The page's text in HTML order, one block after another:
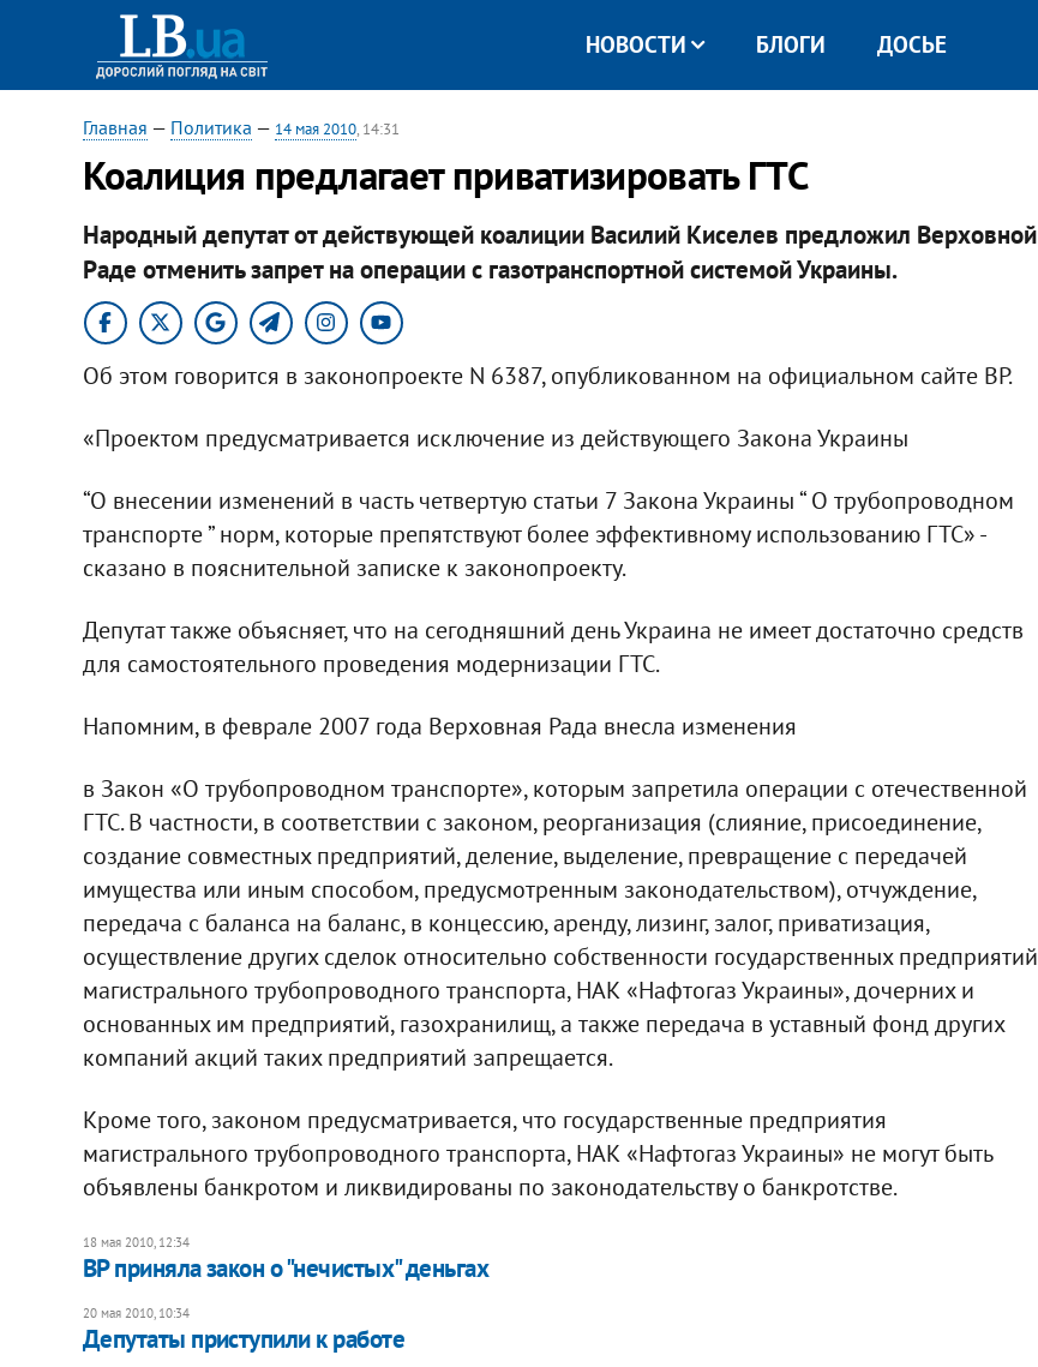
НОВОСТИ БЛОГИ ДОСЬЕ
Главная — Политика — 14 мая 2010, 14:31
Коалиция предлагает приватизировать ГТС
Народный депутат от действующей коалиции Василий Киселев предложил Верховной
Раде отменить запрет на операции с газотранспортной системой Украины.
Об этом говорится в законопроекте N 6387, опубликованном на официальном сайте ВР.
«Проектом предусматривается исключение из действующего Закона Украины
“О внесении изменений в часть четвертую статьи 7 Закона Украины “ О трубопроводном
транспорте ” норм, которые препятствуют более эффективному использованию ГТС» -
сказано в пояснительной записке к законопроекту.
Депутат также объясняет, что на сегодняшний день Украина не имеет достаточно средств
для самостоятельного проведения модернизации ГТС.
Напомним, в феврале 2007 года Верховная Рада внесла изменения
в Закон «О трубопроводном транспорте», которым запретила операции с отечественной
ГТС. В частности, в соответствии с законом, реорганизация (слияние, присоединение,
создание совместных предприятий, деление, выделение, превращение с передачей
имущества или иным способом, предусмотренным законодательством), отчуждение,
передача с баланса на баланс, в концессию, аренду, лизинг, залог, приватизация,
осуществление других сделок относительно собственности государственных предприятий
магистрального трубопроводного транспорта, НАК «Нафтогаз Украины», дочерних и
основанных им предприятий, газохранилищ, а также передача в уставный фонд других
компаний акций таких предприятий запрещается.
Кроме того, законом предусматривается, что государственные предприятия
магистрального трубопроводного транспорта, НАК «Нафтогаз Украины» не могут быть
объявлены банкротом и ликвидированы по законодательству о банкротстве.
18 мая 2010, 12:34
ВР приняла закон о "нечистых" деньгах
20 мая 2010, 10:34
Депутаты приступили к работе